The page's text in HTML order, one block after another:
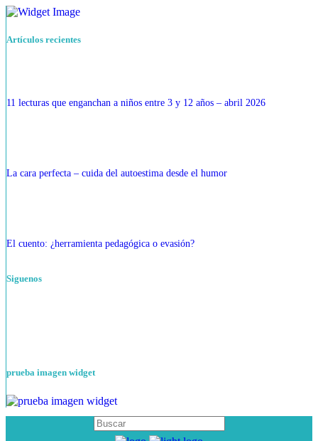
Artículos recientes
11 lecturas que enganchan a niños entre 3 y 12 años – abril 2026
La cara perfecta – cuida del autoestima desde el humor
El cuento: ¿herramienta pedagógica o evasión?
Siguenos
prueba imagen widget